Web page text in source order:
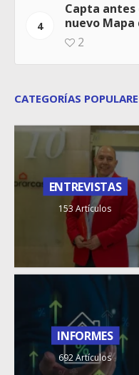
4
Capta antes
nuevo Mapa
2
CATEGORÍAS
ENTREVISTAS
153 Artículos
INFORMES
692 Artículos